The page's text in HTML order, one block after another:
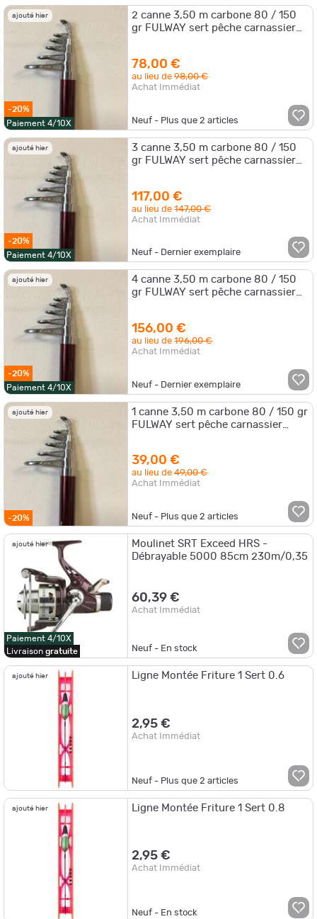
ajouté hier
-20%
Paiement 4/10X
2 canne 3,50 m carbone 80 / 150
gr FULWAY sert pêche carnassier
78,00 €
au lieu de98,00 €
Achat Immédiat
Neuf - Plus que2 articles
ajouté hier
-20%
Paiement 4/10X
3 canne 3,50 m carbone 80 / 150
gr FULWAY sert pêche carnassier
117,00 €
au lieu de147,00 €
Achat Immédiat
Neuf - Dernier exemplaire
ajouté hier
-20%
Paiement 4/10X
4 canne 3,50 m carbone 80 / 150
gr FULWAY sert pêche carnassier
156,00 €
au lieu de196,00 €
Achat Immédiat
Neuf - Dernier exemplaire
ajouté hier
-20%
1 canne 3,50 m carbone 80 / 150 gr
FULWAY sert pêche carnassier
39,00 €
au lieu de49,00 €
Achat Immédiat
Neuf - Plus que2 articles
ajouté hier
Paiement 4/10X
Livraison gratuite
Moulinet SRT Exceed HRS -
Débrayable 5000 85cm 230m/0,35
60,39 €
Achat Immédiat
Neuf - En stock
ajouté hier Ligne Montée Friture 1 Sert 0.6
2,95 €
Achat Immédiat
Neuf - Plus que2 articles
ajouté hier Ligne Montée Friture 1 Sert 0.8
2,95 €
Achat Immédiat
Neuf - En stock